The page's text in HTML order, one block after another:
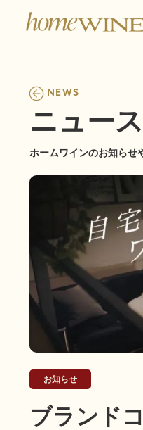
NEWS
ニュース
ホームワインのお知らせ
お知らせ
ブランド